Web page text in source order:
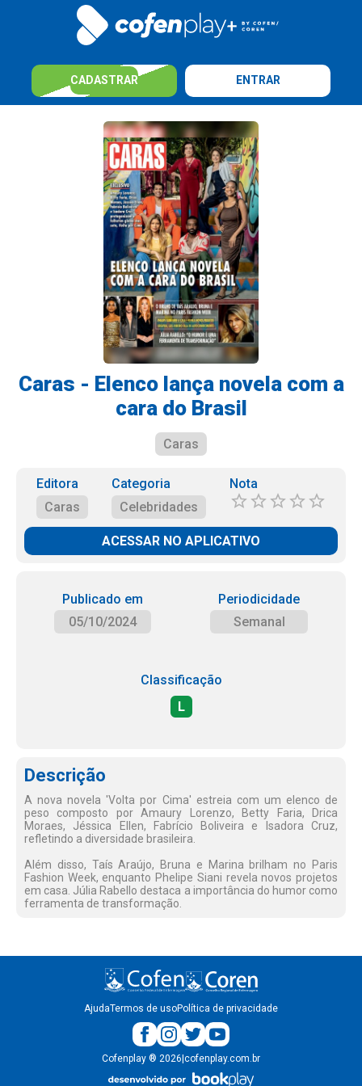
CADASTRAR ENTRAR
Caras - Elenco lança novela com a
cara do Brasil
Caras
Editora
Caras
Categoria
Celebridades
Nota
ACESSAR NO APLICATIVO
Publicado em
05/10/2024
Periodicidade
Semanal
Classificação
L
Descrição
A nova novela 'Volta por Cima' estreia com um elenco de
peso composto por Amaury Lorenzo, Betty Faria, Drica
Moraes, Jéssica Ellen, Fabrício Boliveira e Isadora Cruz,
refletindo a diversidade brasileira.
Além disso, Taís Araújo, Bruna e Marina brilham no Paris
Fashion Week, enquanto Phelipe Siani revela novos projetos
em casa. Júlia Rabello destaca a importância do humor como
ferramenta de transformação.
AjudaTermos de usoPolítica de privacidade
Cofenplay ® 2026 cofenplay.com.br